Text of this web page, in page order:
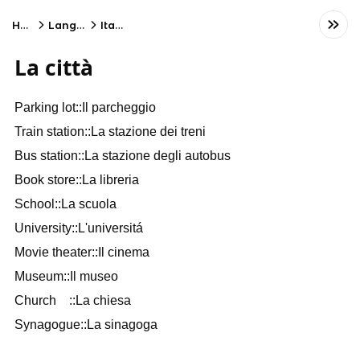
Home Language Italian
La città
Parking lot::Il parcheggio
Train station::La stazione dei treni
Bus station::La stazione degli autobus
Book store::La libreria
School::La scuola
University::L'universitá
Movie theater::Il cinema
Museum::Il museo
Church ::La chiesa
Synagogue::La sinagoga